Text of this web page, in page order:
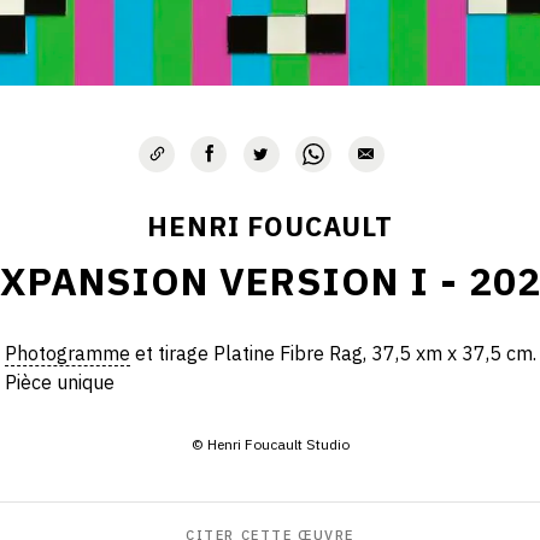
HENRI FOUCAULT
VERSION I -
Photogramme et tirage Platine Fibre Rag, 37,5 xm x 37,5 cm.
Pièce unique
© Henri Foucault Studio
CITER CETTE ŒUVRE